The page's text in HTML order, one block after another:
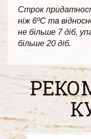
Строк
ніж 6ºС та
не більше 7 діб,
більше 20 діб.